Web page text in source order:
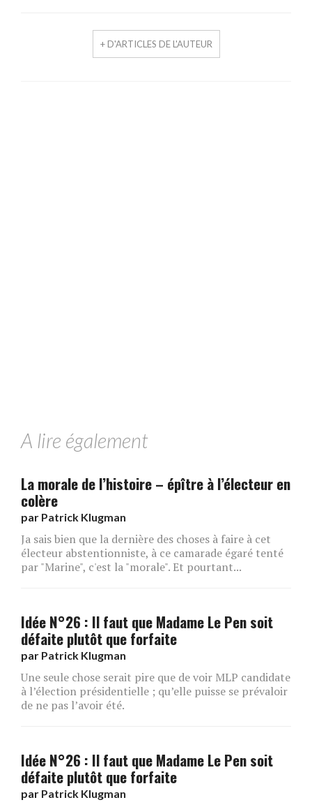
+ D'ARTICLES DE L'AUTEUR
A lire également
La morale de l’histoire – épître à l’électeur en
colère
par Patrick Klugman
Ja sais bien que la dernière des choses à faire à cet
électeur abstentionniste, à ce camarade égaré tenté
par "Marine", c'est la "morale". Et pourtant...
Idée N°26 : Il faut que Madame Le Pen soit
défaite plutôt que forfaite
par Patrick Klugman
Une seule chose serait pire que de voir MLP candidate
à l’élection présidentielle ; qu’elle puisse se prévaloir
de ne pas l’avoir été.
Idée N°26 : Il faut que Madame Le Pen soit
défaite plutôt que forfaite
par Patrick Klugman